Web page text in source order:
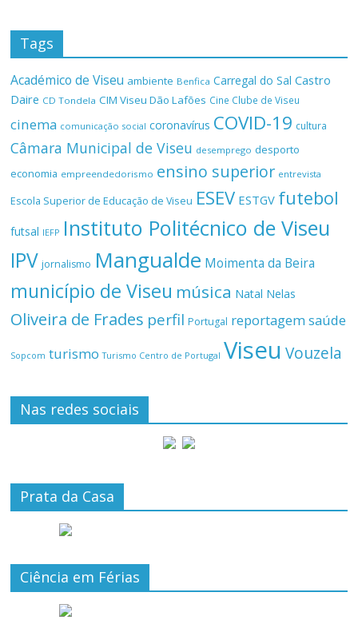
Tags
Académico de Viseu ambiente Benfica Carregal do Sal Castro
Daire CD Tondela CIM Viseu Dão Lafões Cine Clube de Viseu
cinema comunicação social coronavírus COVID-19 cultura
Câmara Municipal de Viseu desemprego desporto
economia empreendedorismo ensino superior entrevista
Escola Superior de Educação de Viseu ESEV ESTGV futebol
futsal IEFP Instituto Politécnico de Viseu
IPV jornalismo Mangualde Moimenta da Beira
município de Viseu música Natal Nelas
Oliveira de Frades perfil Portugal reportagemsaúde
Sopcom turismo Turismo Centro de Portugal Viseu Vouzela
Nas redes sociais
Prata da Casa
Ciência em Férias